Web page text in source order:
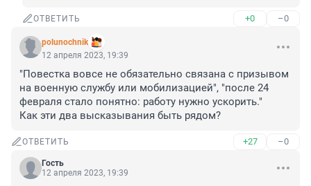
ОТВЕТИТЬ +0 –0
polunochnik
12 апреля 2023, 19:39
"Повестка вовсе не обязательно связана с призывом
на военную службу или мобилизацией", "после 24
февраля стало понятно: работу нужно ускорить."
Как эти два высказывания быть рядом?
ОТВЕТИТЬ +27 –0
Гость
12 апреля 2023, 19:39